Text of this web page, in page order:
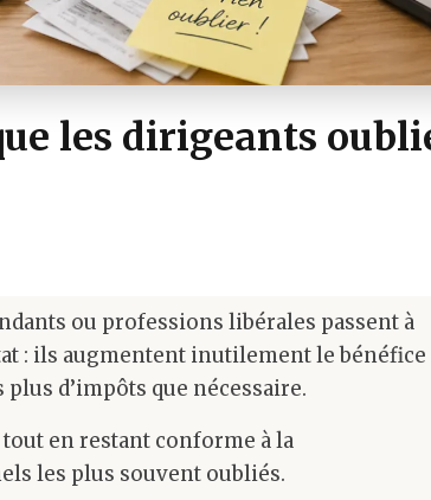
les dirigeants
ou professions libérales passent à
: ils augmentent inutilement le bénéfice
d’impôts que nécessaire.
en restant conforme à la
les plus souvent oubliés.